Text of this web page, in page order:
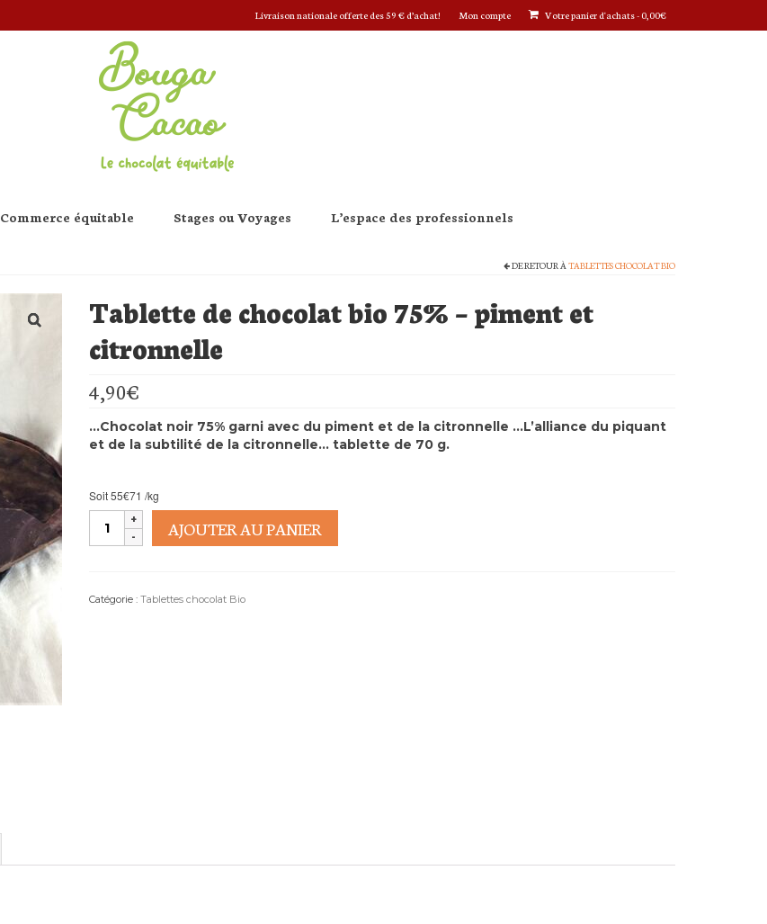
Livraison nationale offerte des 59 € d’achat! Mon compte Votre panier d'achats- 0,00€
Commerce équitable Stages ou Voyages L’espace des professionnels
DE RETOUR ÀTABLETTES CHOCOLAT BIO
Tablette de chocolat bio 75% – piment et
citronnelle
4,90€
…Chocolat noir 75% garni avec du piment et de la citronnelle …L’alliance du piquant
et de la subtilité de la citronnelle... tablette de 70 g.
Soit 55€71 /kg
quantité
bio
AJOUTER AU PANIER
Catégorie : Tablettes chocolat Bio